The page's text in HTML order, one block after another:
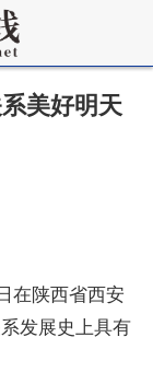
美好明天
在陕西省西安
发展史上具有